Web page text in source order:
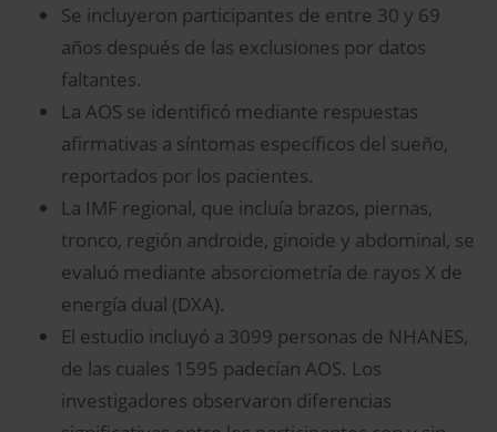
Se incluyeron participantes de entre 30 y 69
años después de las exclusiones por datos
faltantes.
La AOS se identificó mediante respuestas
afirmativas a síntomas específicos del sueño,
reportados por los pacientes.
La IMF regional, que incluía brazos, piernas,
tronco, región androide, ginoide y abdominal, se
evaluó mediante absorciometría de rayos X de
energía dual (DXA).
El estudio incluyó a 3099 personas de NHANES,
de las cuales 1595 padecían AOS. Los
investigadores observaron diferencias